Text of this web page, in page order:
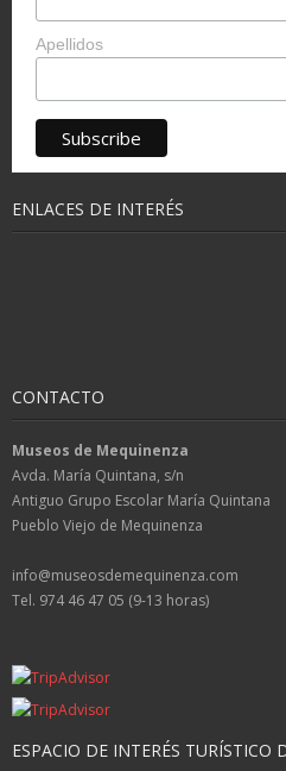
Apellidos
ENLACES DE INTERÉS
CONTACTO
Museos de Mequinenza
Avda. María Quintana, s/n
Antiguo Grupo Escolar María Quintana
Pueblo Viejo de Mequinenza
info@museosdemequinenza.com
Tel. 974 46 47 05 (9-13 horas)
ESPACIO DE INTERÉS TURÍSTICO